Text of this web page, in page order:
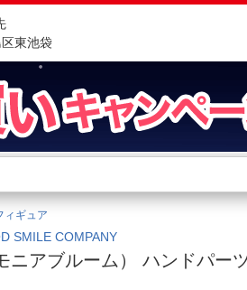
東池袋
がす
さがす
ィギュア
SMILE COMPANY
ニアブルーム） ハンドパー